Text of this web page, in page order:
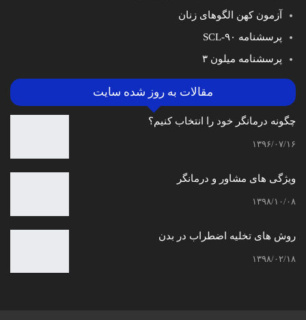
آزمون کهن الگوهای زنان
پرسشنامه SCL-۹۰
پرسشنامه میلون ۳
مقالات به روز شده سایت
چگونه درمانگر خود را انتخاب کنیم؟
۱۳۹۶/۰۷/۱۶
ویژگی های مشاور و درمانگر
۱۳۹۸/۱۰/۰۸
روش های تخلیه اضطراب در بدن
۱۳۹۸/۰۲/۱۸